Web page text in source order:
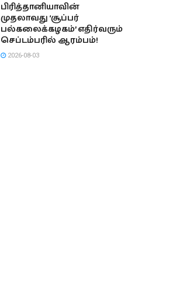
பிரித்தானியாவின்
முதலாவது ‘சூப்பர்
பல்கலைக்கழகம்’ எதிர்வரும்
செப்டம்பரில் ஆரம்பம்!
2026-08-03